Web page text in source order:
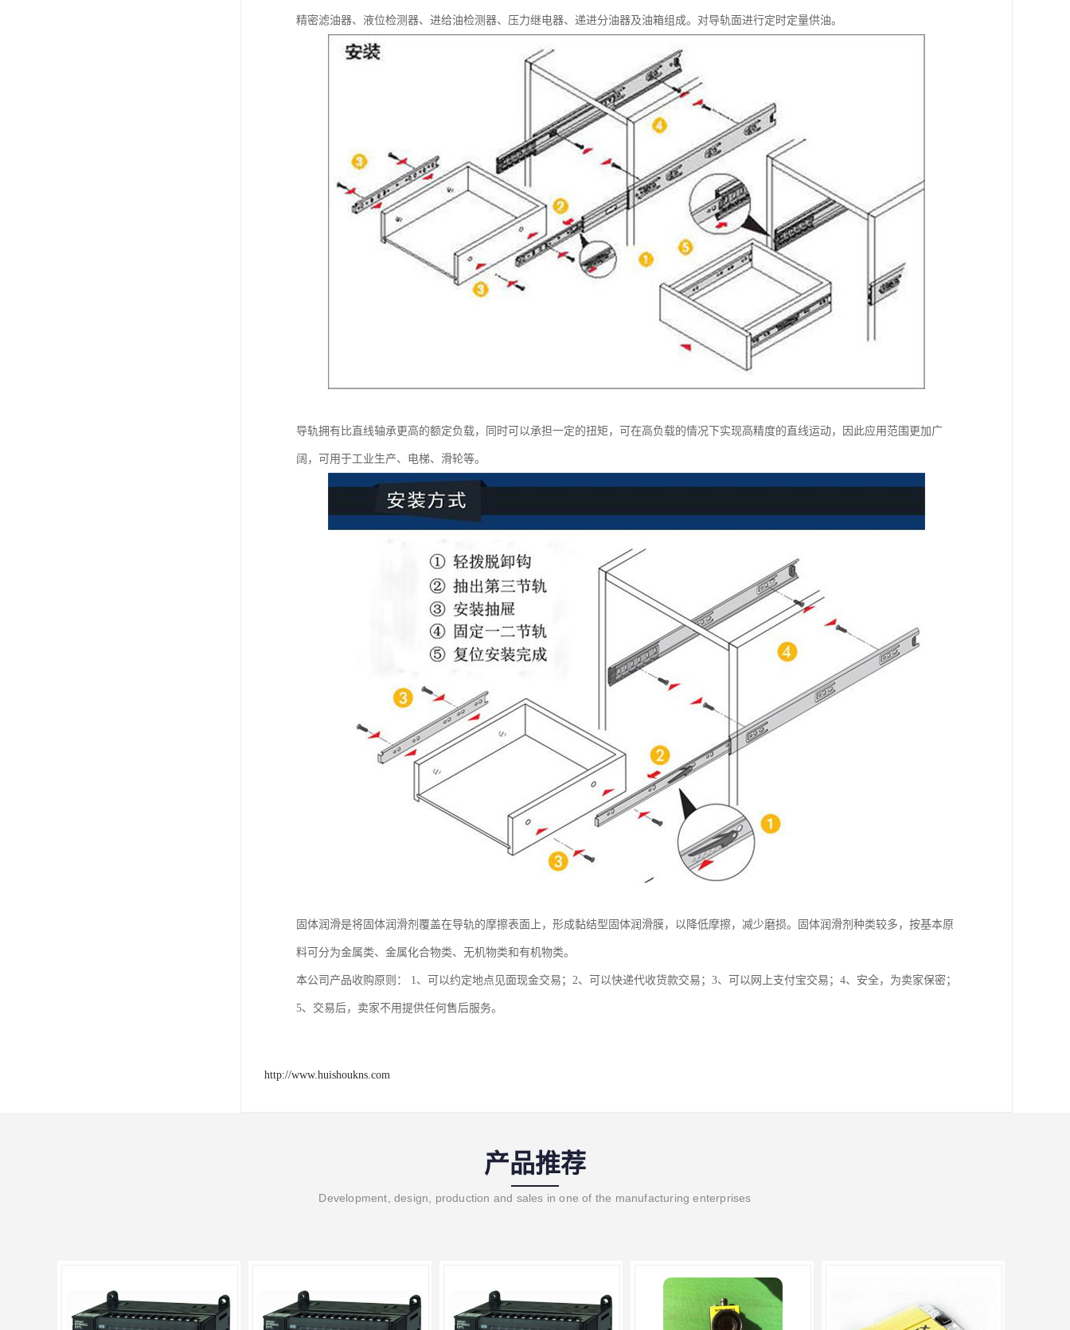
精密滤油器、液位检测器、进给油检测器、压力继电器、递进分油器及油箱组成。对导轨面进行定时定量供油。
导轨拥有比直线轴承更高的额定负载，同时可以承担一定的扭矩，可在高负载的情况下实现高精度的直线运动，因此应用范围更加广
阔，可用于工业生产、电梯、滑轮等。
固体润滑是将固体润滑剂覆盖在导轨的摩擦表面上，形成黏结型固体润滑膜，以降低摩擦，减少磨损。固体润滑剂种类较多，按基本原
料可分为金属类、金属化合物类、无机物类和有机物类。
本公司产品收购原则： 1、可以约定地点见面现金交易；2、可以快递代收货款交易；3、可以网上支付宝交易；4、安全，为卖家保密；
5、交易后，卖家不用提供任何售后服务。
http://www.huishoukns.com
产品推荐
Development, design, production and sales in one of the manufacturing enterprises